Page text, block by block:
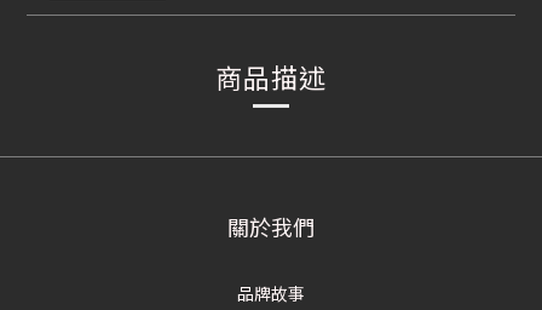
商品描述
關於我們
品牌故事